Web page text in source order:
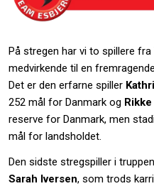
På stregen har vi to spillere
medvirkende til en
Det er den erfarne spiller
252 mål for Danmark og
reserve for Danmark, men
mål for landsholdet.
Den sidste stregspiller i
Sarah Iversen, som trods